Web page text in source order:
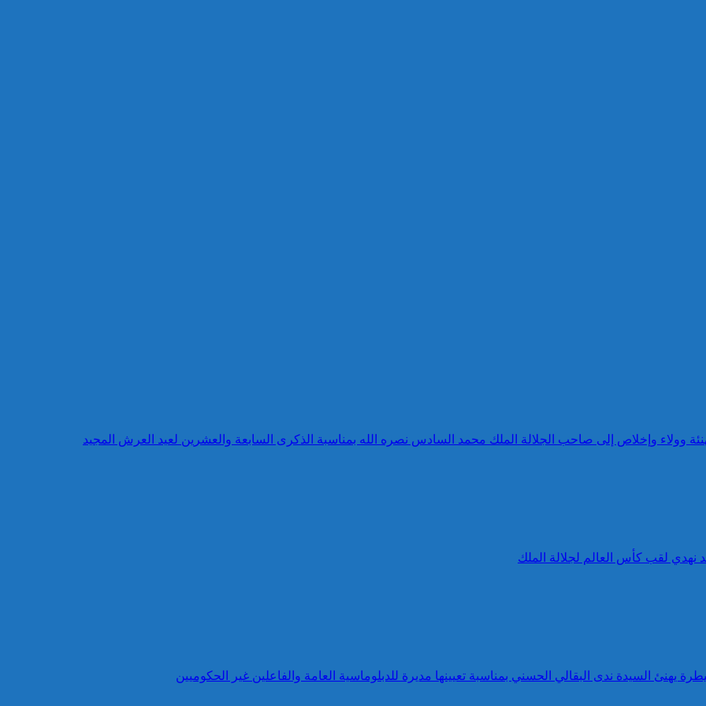
وولاء وإخلاص إلى صاحب الجلالة الملك محمد السادس نصره الله بمناسبة الذكرى السابعة والعشرين لعيد العرش المجيد
نهدي لقب كأس العالم لجلالة الملك
يهنئ السيدة ندى البقالي الحسني بمناسبة تعيينها مديرة للدبلوماسية العامة والفاعلين غير الحكوميين